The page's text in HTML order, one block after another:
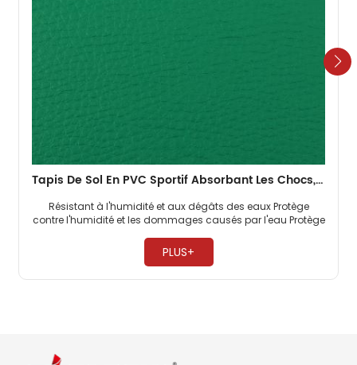
Tapis De Sol En PVC Sportif Absorbant Les Chocs, 4.5mm, Vieux Badminton, Bon Marché
Résistant à l'humidité et aux dégâts des eaux Protège
contre l'humidité et les dommages causés par l'eau Protège
PLUS+